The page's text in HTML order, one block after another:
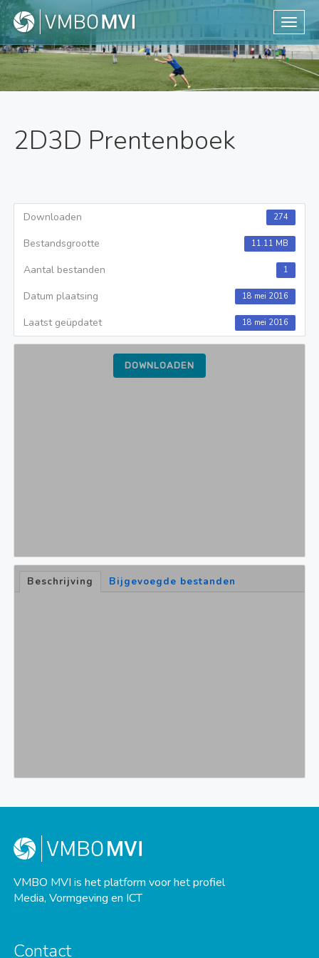
2D3D Prentenboek
Downloaden 274
Bestandsgrootte 11.11 MB
Aantal bestanden 1
Datum plaatsing 18 mei 2016
Laatst geüpdatet 18 mei 2016
DOWNLOADEN
Beschrijving Bijgevoegde bestanden
VMBO MVI is het platform voor het profiel
Media, Vormgeving en ICT
Contact